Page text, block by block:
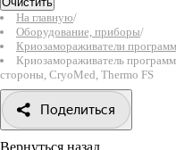
На главную/
Оборудование, приборы/
Криозамораживатели
Криозамораживатель
стороны, CryoMed, Thermo FS
Поделиться
Вернуться назад